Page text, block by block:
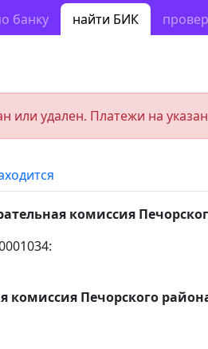
банку найти БИК
или удален. Платежи на
комиссия
комиссия Печорского